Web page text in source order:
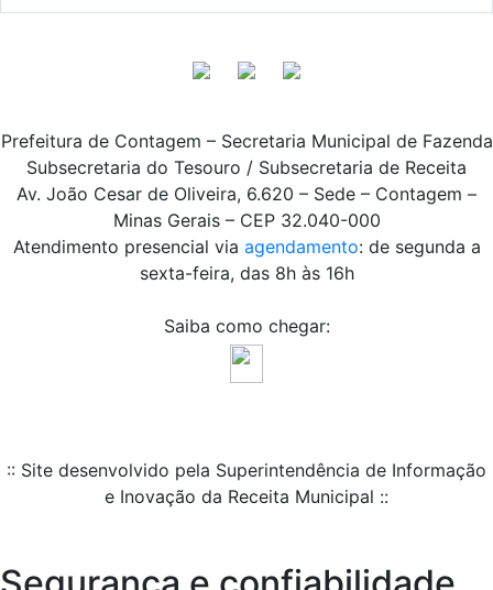
Prefeitura de Contagem – Secretaria Municipal de Fazenda
Subsecretaria do Tesouro / Subsecretaria de Receita
Av. João Cesar de Oliveira, 6.620 – Sede – Contagem –
Minas Gerais – CEP 32.040-000
Atendimento presencial via agendamento: de segunda a
sexta-feira, das 8h às 16h
Saiba como chegar:
:: Site desenvolvido pela Superintendência de Informação
e Inovação da Receita Municipal ::